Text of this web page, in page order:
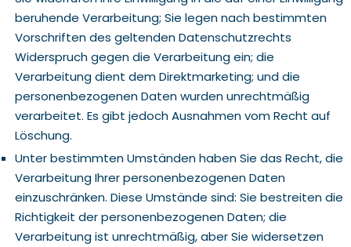
beruhende Verarbeitung; Sie legen nach bestimmten
Vorschriften des geltenden Datenschutzrechts
Widerspruch gegen die Verarbeitung ein; die
Verarbeitung dient dem Direktmarketing; und die
personenbezogenen Daten wurden unrechtmäßig
verarbeitet. Es gibt jedoch Ausnahmen vom Recht auf
Löschung.
Unter bestimmten Umständen haben Sie das Recht, die
Verarbeitung Ihrer personenbezogenen Daten
einzuschränken. Diese Umstände sind: Sie bestreiten die
Richtigkeit der personenbezogenen Daten; die
Verarbeitung ist unrechtmäßig, aber Sie widersetzen